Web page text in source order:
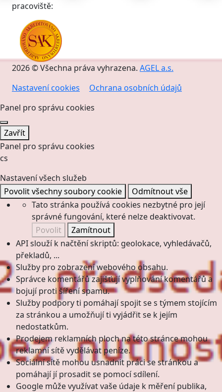
pracoviště:
2026 © Všechna práva vyhrazena. AGEL a.s.
Nastavení cookies
Ochrana osobních údajů
Panel pro správu cookies
Zavřít
Panel pro správu cookies
cs
Nastavení všech služeb
Povolit všechny soubory cookie
Odmítnout vše
Tato stránka používá cookies nezbytné pro její
správné fungování, které nelze deaktivovat.
Povolit
Zamítnout
API slouží k načtění skriptů: geolokace, vyhledávačů,
překladů, ...
Služby pro zobrazení webového obsahu.
Správce komentářů zajišťují vyplňování komentářů a
bojují proti šíření spamu.
Služby podpory ti pomáhají spojit se s týmem stojícím
za stránkou a umožňují ti vyjádřit se k jejím
nedostatkům.
Prodejem reklamních ploch na této stránce mohou
reklamní sítě vydělávat peníze.
Sociální sítě mohou usnadnit práci se stránkou a
pomáhají jí prosadit se pomocí sdílení.
Google může využívat vaše údaje k měření publika,